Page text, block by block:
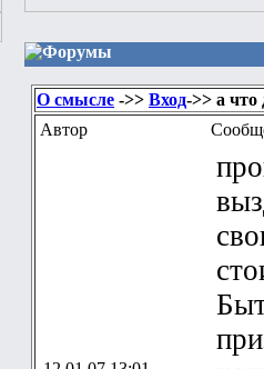
Форумы
О смысле ->> Вход->> а что
Автор